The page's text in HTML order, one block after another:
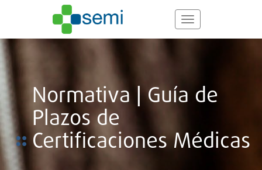
principal
Toggle
navigation
Normativa | Guía de
Plazos de
Certificaciones Médicas